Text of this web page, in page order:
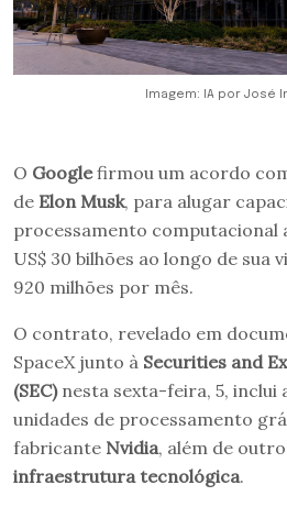
Imagem: IA por José
O Googlefirmou um acordo
de Elon Musk, para alugar
processamento computacional
US$ 30 bilhões ao longo de sua
920 milhões por mês.
O contrato, revelado em
SpaceX junto à Securities and
(SEC)nesta sexta-feira, 5, inclui
unidades de processamento
fabricante Nvidia, além de
infraestrutura tecnológica.